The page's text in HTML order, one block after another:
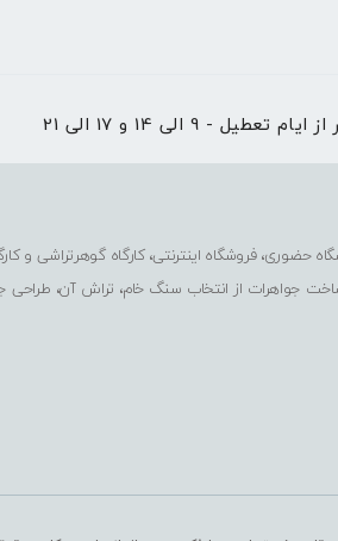
جواهرات از انتخاب سنگ خام، تراش آن،